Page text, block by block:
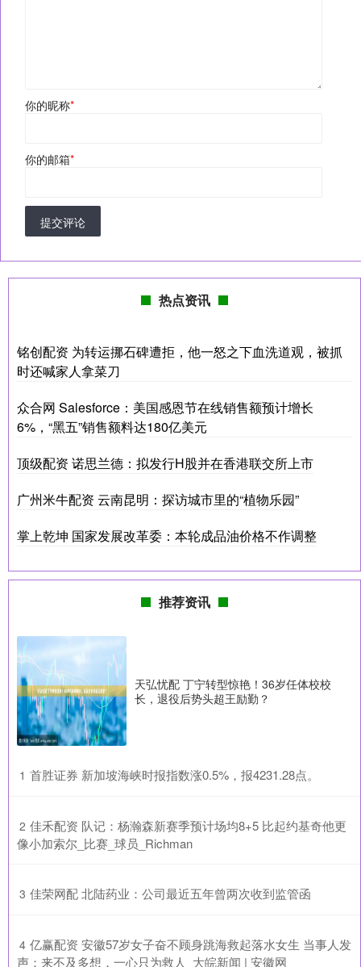
你的昵称*
你的邮箱*
提交评论
热点资讯
铭创配资 为转运挪石碑遭拒，他一怒之下血洗道观，被抓
时还喊家人拿菜刀
众合网 Salesforce：美国感恩节在线销售额预计增长
6%，“黑五”销售额料达180亿美元
顶级配资 诺思兰德：拟发行H股并在香港联交所上市
广州米牛配资 云南昆明：探访城市里的“植物乐园”
掌上乾坤 国家发展改革委：本轮成品油价格不作调整
推荐资讯
天弘忧配 丁宁转型惊艳！36岁任体校校
长，退役后势头超王励勤？
1 ​首胜证券 新加坡海峡时报指数涨0.5%，报4231.28点。
2 ​佳禾配资 队记：杨瀚森新赛季预计场均8+5 比起约基奇他更
像小加索尔_比赛_球员_Richman
3 ​佳荣网配 北陆药业：公司最近五年曾两次收到监管函
4 ​亿赢配资 安徽57岁女子奋不顾身跳海救起落水女生 当事人发
声：来不及多想，一心只为救人_大皖新闻 | 安徽网